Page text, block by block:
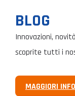
BLOG
Innovazioni,
scoprite tutti i
MAGGIORI